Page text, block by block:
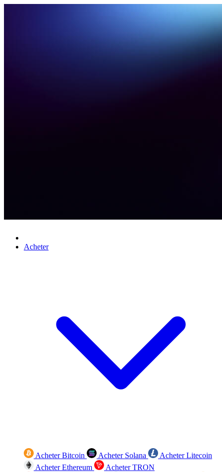
Acheter
Acheter Bitcoin Acheter Solana
Acheter Litecoin
Acheter Ethereum
Acheter TRON